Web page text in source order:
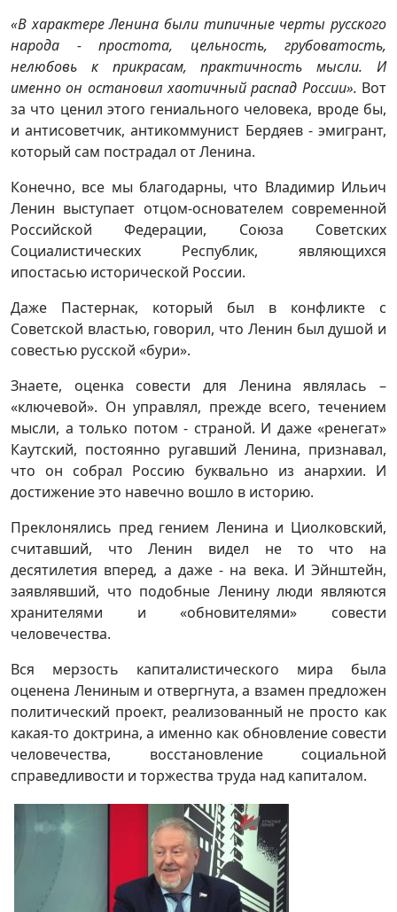
«В характере Ленина были типичные черты русского
народа - простота, цельность, грубоватость,
нелюбовь к прикрасам, практичность мысли. И
именно он остановил хаотичный распад России». Вот
за что ценил этого гениального человека, вроде бы,
и антисоветчик, антикоммунист Бердяев - эмигрант,
который сам пострадал от Ленина.
Конечно, все мы благодарны, что Владимир Ильич
Ленин выступает отцом-основателем современной
Российской Федерации, Союза Советских
Социалистических Республик, являющихся
ипостасью исторической России.
Даже Пастернак, который был в конфликте с
Советской властью, говорил, что Ленин был душой и
совестью русской «бури».
Знаете, оценка совести для Ленина являлась –
«ключевой». Он управлял, прежде всего, течением
мысли, а только потом - страной. И даже «ренегат»
Каутский, постоянно ругавший Ленина, признавал,
что он собрал Россию буквально из анархии. И
достижение это навечно вошло в историю.
Преклонялись пред гением Ленина и Циолковский,
считавший, что Ленин видел не то что на
десятилетия вперед, а даже - на века. И Эйнштейн,
заявлявший, что подобные Ленину люди являются
хранителями и «обновителями» совести
человечества.
Вся мерзость капиталистического мира была
оценена Лениным и отвергнута, а взамен предложен
политический проект, реализованный не просто как
какая-то доктрина, а именно как обновление совести
человечества, восстановление социальной
справедливости и торжества труда над капиталом.